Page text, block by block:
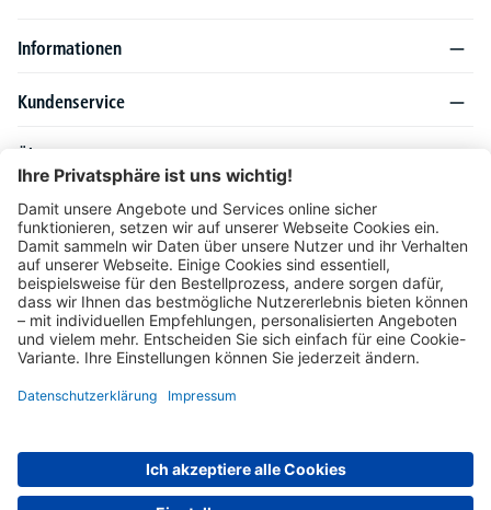
Informationen
Kundenservice
Über DELTA-V
Produktsortiment
Ratgeber
Folgen Sie uns auch auf
Unser Angebot richtet sich ausschließlich an Industrie, Handel, Gewerbe und
europäische Ausland gelten Sonderkonditionen, die auf Anfrage mitgeteilt werden.